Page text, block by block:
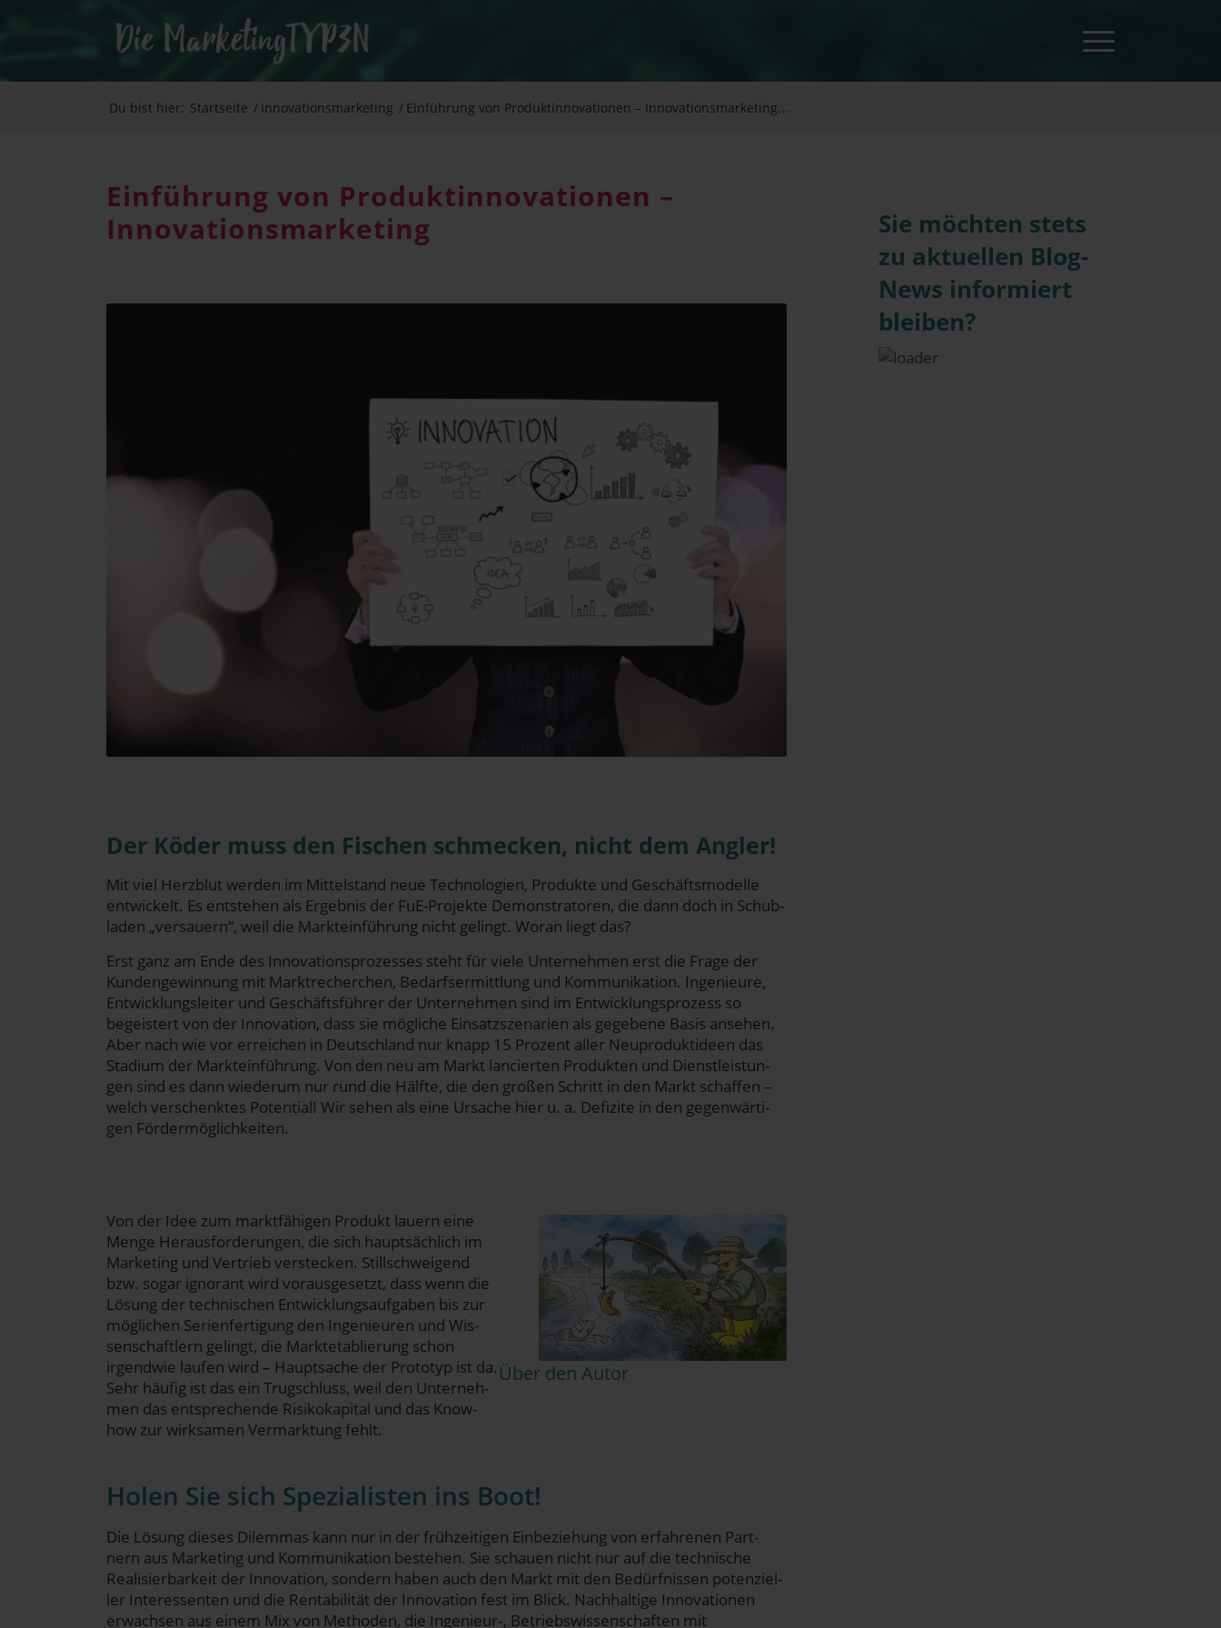
Du bist hier: Startseite / Innovationsmarketing / Ein­füh­rung von Pro­dukt­in­no­va­tio­nen – Innovationsmarketing...
Ein­füh­rung von Pro­dukt­in­no­va­tio­nen –
Innovationsmarketing
Der Köder muss den Fischen schme­cken, nicht dem Angler!
Mit viel Herz­blut wer­den im Mit­tel­stand neue Tech­no­lo­gien, Pro­duk­te und Geschäfts­mo­del­le
ent­wi­ckelt. Es ent­ste­hen als Ergeb­nis der FuE-Pro­jek­te Demons­tra­to­ren, die dann doch in Schub­
la­den „ver­sau­ern“, weil die Markt­ein­füh­rung nicht gelingt. Wor­an liegt das?
Erst ganz am Ende des Inno­va­ti­ons­pro­zes­ses steht für vie­le Unter­neh­men erst die Fra­ge der
Kun­den­ge­win­nung mit Markt­re­cher­chen, Bedarfs­er­mitt­lung und Kom­mu­ni­ka­ti­on. Inge­nieu­re,
Ent­wick­lungs­lei­ter und Geschäfts­füh­rer der Unter­neh­men sind im Ent­wick­lungs­pro­zess so
begeis­tert von der Inno­va­ti­on, dass sie mög­li­che Ein­satz­sze­na­ri­en als gege­be­ne Basis anse­hen.
Aber nach wie vor errei­chen in Deutsch­land nur knapp 15 Pro­zent aller Neu­pro­dukt­ideen das
Sta­di­um der Markt­ein­füh­rung. Von den neu am Markt lan­cier­ten Pro­duk­ten und Dienst­leis­tun­
gen sind es dann wie­der­um nur rund die Hälf­te, die den gro­ßen Schritt in den Markt schaf­fen –
welch ver­schenk­tes Poten­ti­al! Wir sehen als eine Ursa­che hier u. a. Defi­zi­te in den gegen­wär­ti­
gen Fördermöglichkeiten.
Von der Idee zum markt­fä­hi­gen Pro­dukt lau­ern eine
Men­ge Her­aus­for­de­run­gen, die sich haupt­säch­lich im
Marketing und Ver­trieb ver­ste­cken. Still­schwei­gend
bzw. sogar igno­rant wird vor­aus­ge­setzt, dass wenn die
Lösung der tech­ni­schen Ent­wick­lungs­auf­ga­ben bis zur
mög­li­chen Seri­en­fer­ti­gung den Inge­nieu­ren und Wis­
sen­schaft­lern gelingt, die Markt­eta­blie­rung schon
irgend­wie lau­fen wird – Haupt­sa­che der Pro­to­typ ist da.
Sehr häu­fig ist das ein Trug­schluss, weil den Unter­neh­
men das ent­spre­chen­de Risi­ko­ka­pi­tal und das Know-
how zur wirk­sa­men Ver­mark­tung fehlt.
Holen Sie sich Spe­zia­lis­ten ins Boot!
​Die Lösung die­ses Dilem­mas kann nur in der früh­zei­ti­gen Ein­be­zie­hung von erfah­re­nen Part­
nern aus Marketing und Kom­mu­ni­ka­ti­on bestehen. Sie schau­en nicht nur auf die tech­ni­sche
Rea­li­sier­bar­keit der Inno­va­ti­on, son­dern haben auch den Markt mit den Bedürf­nis­sen poten­zi­el­
ler Inter­es­sen­ten und die Ren­ta­bi­li­tät der Inno­va­ti­on fest im Blick. Nach­hal­ti­ge Inno­va­tio­nen
erwach­sen aus einem Mix von Metho­den, die Ingenieur‑, Betriebs­wis­sen­schaf­ten mit
Über den Autor
Sie möchten stets
zu aktuellen Blog-
News informiert
bleiben?